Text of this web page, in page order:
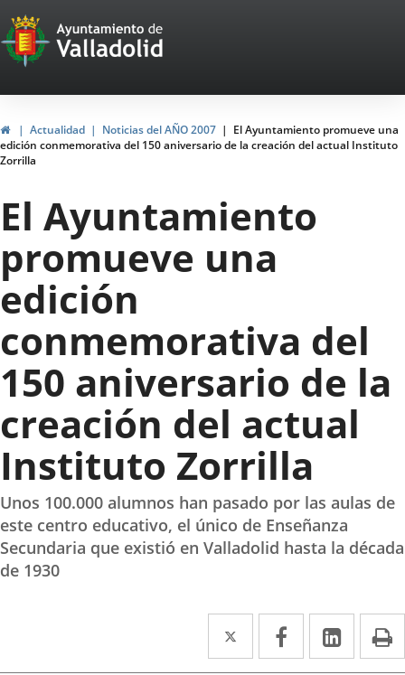
Portal
Web
del
Ayuntamiento
de
Valladolid
HomeActualidad Noticias del AÑO 2007
El Ayuntamiento promueve una
edición conmemorativa del 150 aniversario de la creación del actual Instituto
Zorrilla
El Ayuntamiento
promueve una
edición
conmemorativa del
150 aniversario de la
creación del actual
Instituto Zorrilla
Unos 100.000 alumnos han pasado por las aulas de
este centro educativo, el único de Enseñanza
Secundaria que existió en Valladolid hasta la década
de 1930
Twitter
Enlace
a
Facebook
Enlace
a
Enlace
a